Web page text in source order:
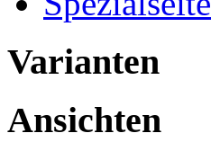
Varianten
Ansichten